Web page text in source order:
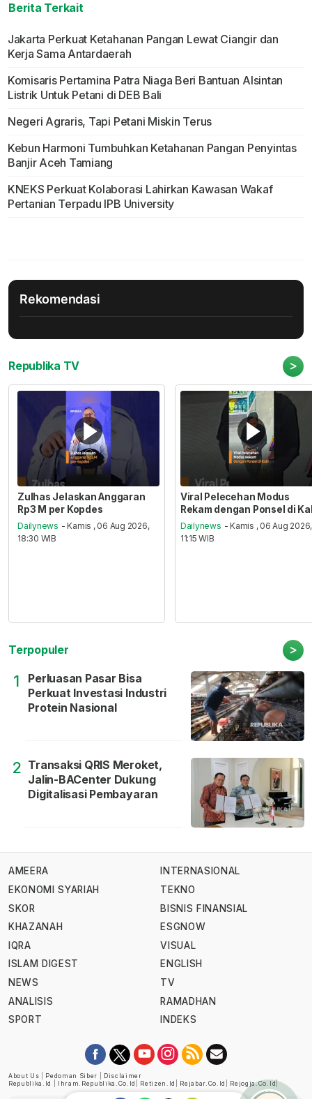
Berita Terkait
Jakarta Perkuat Ketahanan Pangan Lewat Ciangir dan
Kerja Sama Antardaerah
Komisaris Pertamina Patra Niaga Beri Bantuan Alsintan
Listrik Untuk Petani di DEB Bali
Negeri Agraris, Tapi Petani Miskin Terus
Kebun Harmoni Tumbuhkan Ketahanan Pangan Penyintas
Banjir Aceh Tamiang
KNEKS Perkuat Kolaborasi Lahirkan Kawasan Wakaf
Pertanian Terpadu IPB University
Rekomendasi
Republika TV >
Zulhas Jelaskan Anggaran
Rp3 M per Kopdes
Dailynews - Kamis , 06 Aug 2026,
18:30 WIB
Viral Pelecehan Modus
Rekam dengan Ponsel di
Dailynews - Kamis , 06 Aug 2026,
11:15 WIB
Terpopuler >
1
Perluasan Pasar Bisa
Perkuat Investasi Industri
Protein Nasional
2 Transaksi QRIS Meroket,
Jalin-BACenter Dukung
Digitalisasi Pembayaran
AMEERA
EKONOMI SYARIAH
SKOR
KHAZANAH
IQRA
ISLAM DIGEST
NEWS
ANALISIS
SPORT
INTERNASIONAL
TEKNO
BISNIS FINANSIAL
ESGNOW
VISUAL
ENGLISH
TV
RAMADHAN
INDEKS
About Us Pedoman Siber
Disclaimer
Republika.id
Ihram.republika.co.id Retizen.id Rejabar.co.id Rejogja.co.id